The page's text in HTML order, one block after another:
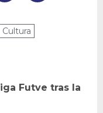
Cultura
Futve tras la